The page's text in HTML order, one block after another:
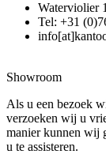
Waterviolier
Tel: +31
Showroom
Als u een bezoek
verzoeken wij u
manier kunnen wij
u te assisteren.